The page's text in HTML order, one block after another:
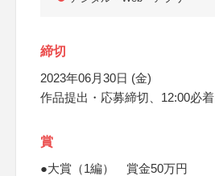
締切
2023年06月30日 (金)
作品提出・応募締切、12:00必着
賞
●大賞（1編） 賞金50万円